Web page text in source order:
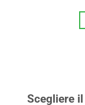
Scegliere